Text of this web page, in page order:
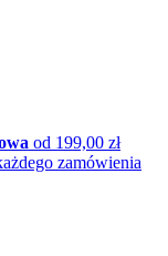
od 199,00 zł
zamówienia